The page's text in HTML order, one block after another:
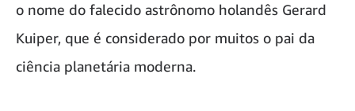
o nome do falecido astrônomo holandês Gerard
Kuiper, que é considerado por muitos o pai da
ciência planetária moderna.